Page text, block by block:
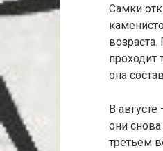
Самки
проходит
она
В
они
третьем